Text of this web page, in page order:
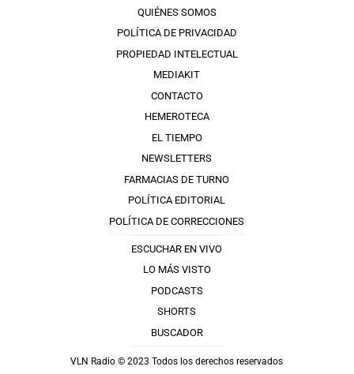
QUIÉNES SOMOS
POLÍTICA DE PRIVACIDAD
PROPIEDAD INTELECTUAL
MEDIAKIT
CONTACTO
HEMEROTECA
EL TIEMPO
NEWSLETTERS
FARMACIAS DE TURNO
POLÍTICA EDITORIAL
POLÍTICA DE CORRECCIONES
ESCUCHAR EN VIVO
LO MÁS VISTO
PODCASTS
SHORTS
BUSCADOR
VLN Radio © 2023 Todos los derechos reservados